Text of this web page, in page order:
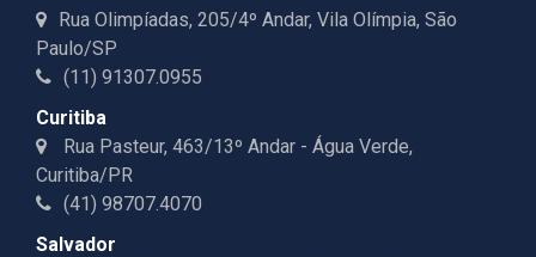
Rua Olimpíadas, 205/4º Andar, Vila Olímpia, São
Paulo/SP
(11) 91307.0955
Curitiba
Rua Pasteur, 463/13º Andar - Água Verde,
Curitiba/PR
(41) 98707.4070
Salvador